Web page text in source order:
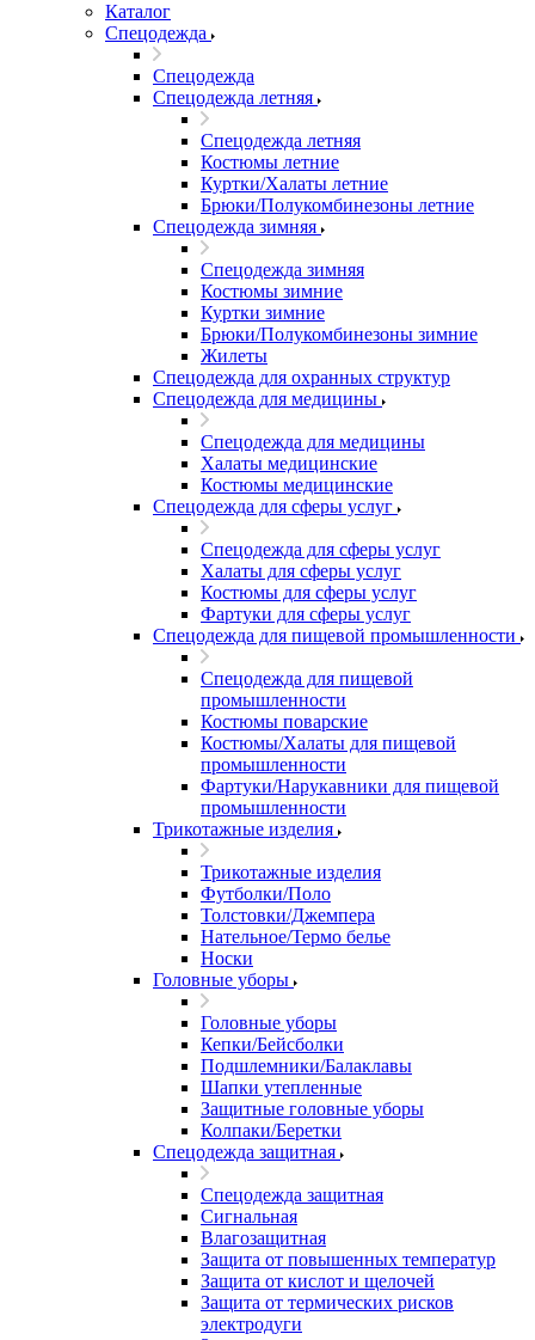
Каталог
Спецодежда
Спецодежда
Спецодежда летняя
Спецодежда летняя
Костюмы летние
Куртки/Халаты летние
Брюки/Полукомбинезоны летние
Спецодежда зимняя
Спецодежда зимняя
Костюмы зимние
Куртки зимние
Брюки/Полукомбинезоны зимние
Жилеты
Спецодежда для охранных структур
Спецодежда для медицины
Спецодежда для медицины
Халаты медицинские
Костюмы медицинские
Спецодежда для сферы услуг
Спецодежда для сферы услуг
Халаты для сферы услуг
Костюмы для сферы услуг
Фартуки для сферы услуг
Спецодежда для пищевой промышленности
Спецодежда для пищевой
промышленности
Костюмы поварские
Костюмы/Халаты для пищевой
промышленности
Фартуки/Нарукавники для пищевой
промышленности
Трикотажные изделия
Трикотажные изделия
Футболки/Поло
Толстовки/Джемпера
Нательное/Термо белье
Носки
Головные уборы
Головные уборы
Кепки/Бейсболки
Подшлемники/Балаклавы
Шапки утепленные
Защитные головные уборы
Колпаки/Беретки
Спецодежда защитная
Спецодежда защитная
Сигнальная
Влагозащитная
Защита от повышенных температур
Защита от кислот и щелочей
Защита от термических рисков
электродуги